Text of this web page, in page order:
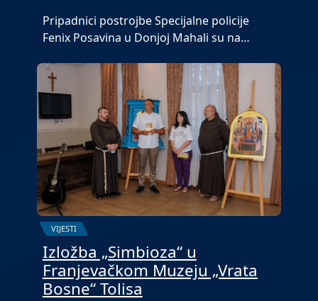
Pripadnici postrojbe Specijalne policije
Fenix Posavina u Donjoj Mahali su na…
VIJESTI
Izložba „Simbioza“ u
Franjevačkom Muzeju „Vrata
Bosne“ Tolisa